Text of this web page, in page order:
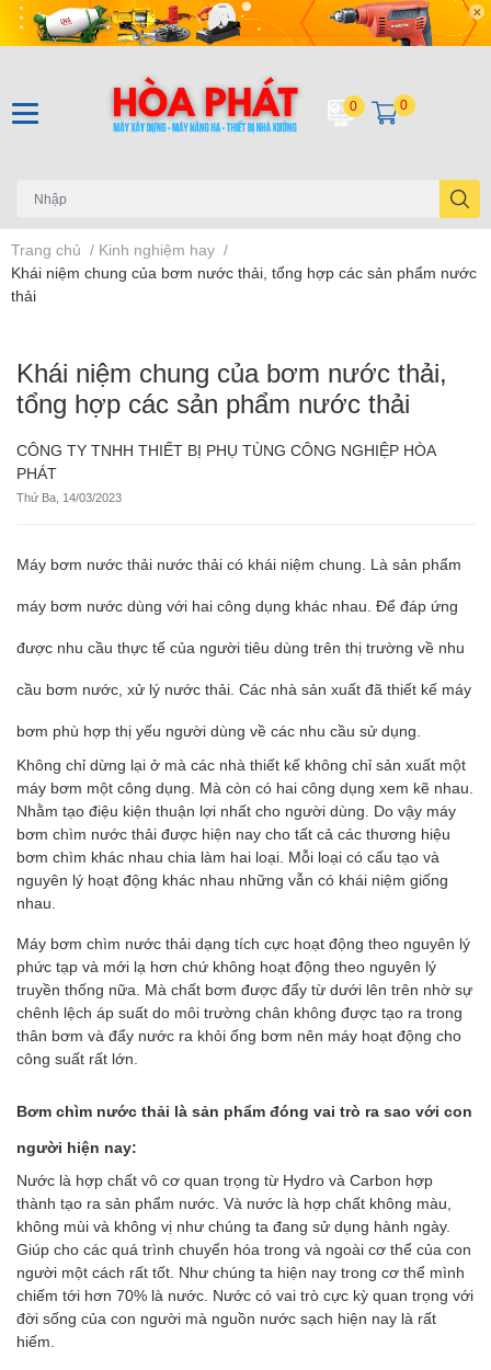
0 0
Trang chủ / Kinh nghiệm hay /
Khái niệm chung của bơm nước thải, tổng hợp các sản phẩm nước
thải
Khái niệm chung của bơm nước thải,
tổng hợp các sản phẩm nước thải
CÔNG TY TNHH THIẾT BỊ PHỤ TÙNG CÔNG NGHIỆP HÒA
PHÁT
Thứ Ba, 14/03/2023
Máy bơm nước thải nước thải có khái niệm chung. Là sản phẩm
máy bơm nước dùng với hai công dụng khác nhau. Để đáp ứng
được nhu cầu thực tế của người tiêu dùng trên thị trường về nhu
cầu bơm nước, xử lý nước thải. Các nhà sản xuất đã thiết kế máy
bơm phù hợp thị yếu người dùng về các nhu cầu sử dụng.
Không chỉ dừng lại ở mà các nhà thiết kế không chỉ sản xuất một
máy bơm một công dụng. Mà còn có hai công dụng xem kẽ nhau.
Nhằm tạo điệu kiện thuận lợi nhất cho người dùng. Do vậy máy
bơm chìm nước thải được hiện nay cho tất cả các thương hiệu
bơm chìm khác nhau chia làm hai loại. Mỗi loại có cấu tạo và
nguyên lý hoạt động khác nhau những vẫn có khái niệm giống
nhau.
Máy bơm chìm nước thải dạng tích cực hoạt động theo nguyên lý
phức tạp và mới lạ hơn chứ không hoạt động theo nguyên lý
truyền thống nữa. Mà chất bơm được đẩy từ dưới lên trên nhờ sự
chênh lệch áp suất do môi trường chân không được tạo ra trong
thân bơm và đẩy nước ra khỏi ống bơm nên máy hoạt động cho
công suất rất lớn.
Bơm chìm nước thải là sản phẩm đóng vai trò ra sao với con
người hiện nay:
Nước là hợp chất vô cơ quan trọng từ Hydro và Carbon hợp
thành tạo ra sản phẩm nước. Và nước là hợp chất không màu,
không mùi và không vị như chúng ta đang sử dụng hành ngày.
Giúp cho các quá trình chuyển hóa trong và ngoài cơ thể của con
người một cách rất tốt. Như chúng ta hiện nay trong cơ thể mình
chiếm tới hơn 70% là nước. Nước có vai trò cực kỳ quan trọng với
đời sống của con người mà nguồn nước sạch hiện nay là rất
hiếm.